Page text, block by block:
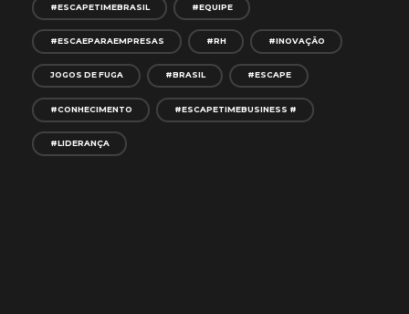
#ESCAPETIMEBRASIL #EQUIPE
#ESCAEPARAEMPRESAS #RH #INOVAÇÃO
JOGOS DE FUGA #BRASIL #ESCAPE
#CONHECIMENTO #ESCAPETIMEBUSINESS #
#LIDERANÇA